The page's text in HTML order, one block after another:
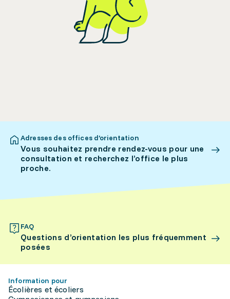
Adresses des offices d’orientation
Vous souhaitez prendre rendez-vous pour une
consultation et recherchez l’office le plus
proche.
FAQ
Questions d’orientation les plus fréquemment
posées
Information pour
Écolières et écoliers